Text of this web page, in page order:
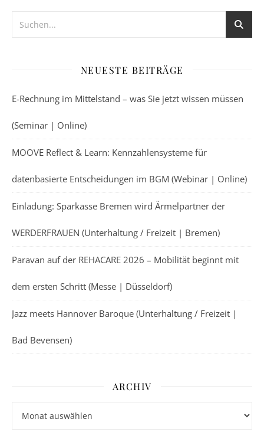
NEUESTE BEITRÄGE
E-Rechnung im Mittelstand – was Sie jetzt wissen müssen
(Seminar | Online)
MOOVE Reflect & Learn: Kennzahlensysteme für
datenbasierte Entscheidungen im BGM (Webinar | Online)
Einladung: Sparkasse Bremen wird Ärmelpartner der
WERDERFRAUEN (Unterhaltung / Freizeit | Bremen)
Paravan auf der REHACARE 2026 – Mobilität beginnt mit
dem ersten Schritt (Messe | Düsseldorf)
Jazz meets Hannover Baroque (Unterhaltung / Freizeit |
Bad Bevensen)
ARCHIV